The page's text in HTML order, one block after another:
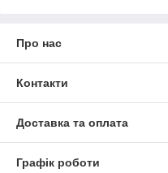
Про нас
Контакти
Доставка та оплата
Графік роботи